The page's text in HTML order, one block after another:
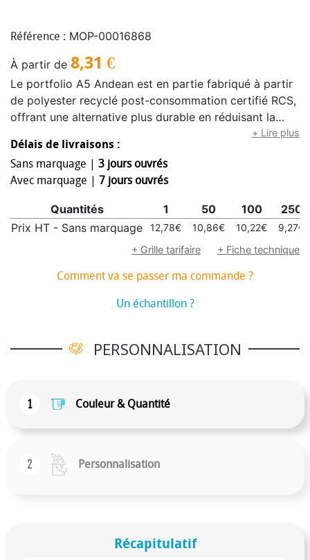
Référence : MOP-00016868
À partir de 8,31 €
Le portfolio A5 Andean est en partie fabriqué à partir
de polyester recyclé post-consommation certifié RCS,
offrant une alternative plus durable en réduisant la
dépendance aux matériaux vierges. Conçu avec une
élégante couverture rigide grise aux coins arrondis et
à la technologie de soudure de précision, il est
sécurisé par une fermeture magnétique accentuée par
moderne et sophistiquée. À l’intérieur, vous trouverez
un carnet à couverture souple amovible composé de
64 feuilles lignées de couleur crème, fabriquées à
Présenté dans une pochette en papier de couleur kraft.
+ Lire plus
Délais de livraisons :
Sans marquage | 3 jours ouvrés
Avec marquage | 7 jours ouvrés
Quantités 1 50 100
250
Prix HT - Sans marquage
12,78€ 10,86€ 10,22€
9,27€
+ Grille tarifaire
+ Fiche technique
Comment va se passer ma commande ?
Un échantillon ?
PERSONNALISATION
1 Couleur & Quantité
2 Personnalisation
Récapitulatif